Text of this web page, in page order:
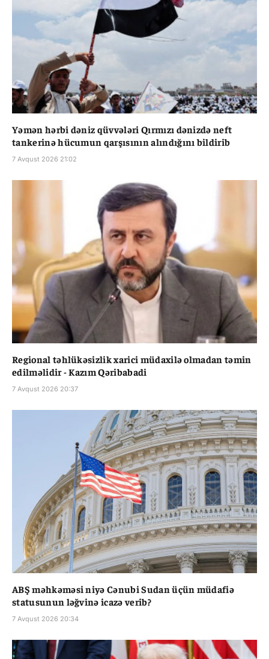
Yəmən hərbi dəniz qüvvələri Qırmızı dənizdə neft
tankerinə hücumun qarşısının alındığını bildirib
7 Avqust 2026 21:02
Regional təhlükəsizlik xarici müdaxilə olmadan təmin
edilməlidir - Kazım Qəribabadi
7 Avqust 2026 20:37
ABŞ məhkəməsi niyə Cənubi Sudan üçün müdafiə
statusunun ləğvinə icazə verib?
7 Avqust 2026 20:34